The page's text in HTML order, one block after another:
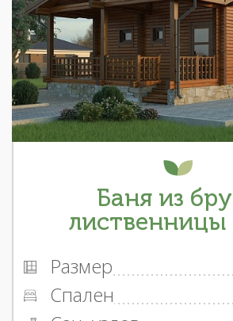
Баня из
лиственницы
Размер
Спален